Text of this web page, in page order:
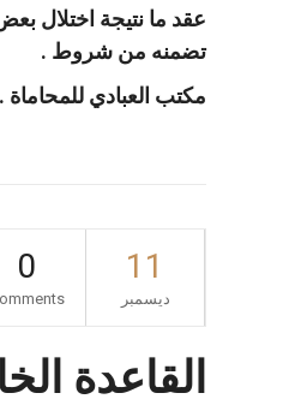
عقد ما نتيجة اختلال
تضمنه من شروط .
مكتب العبادي للمحاماة .
11
ديسمبر
0
القاعدة